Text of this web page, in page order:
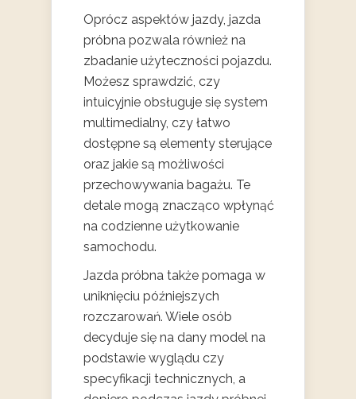
Oprócz aspektów jazdy, jazda
próbna pozwala również na
zbadanie użyteczności pojazdu.
Możesz sprawdzić, czy
intuicyjnie obsługuje się system
multimedialny, czy łatwo
dostępne są elementy sterujące
oraz jakie są możliwości
przechowywania bagażu. Te
detale mogą znacząco wpłynąć
na codzienne użytkowanie
samochodu.
Jazda próbna także pomaga w
uniknięciu późniejszych
rozczarowań. Wiele osób
decyduje się na dany model na
podstawie wyglądu czy
specyfikacji technicznych, a